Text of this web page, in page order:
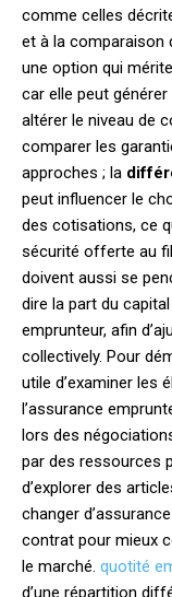
comme celles
et à la comparaison
une option qui
car elle peut
altérer le niveau de
comparer les
approches ; la
peut influencer le
des cotisations, ce
sécurité offerte au
doivent aussi se
dire la part du
emprunteur, afin
collectively. Pour
utile d’examiner les
l’assurance
lors des
par des ressources
d’explorer des
changer
contrat pour mieux
le marché. quotité
d’une répartition